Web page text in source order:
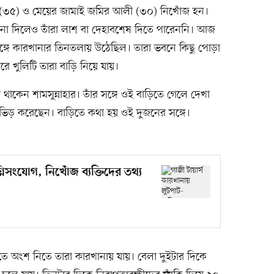
(৩৫) ও মেয়ের জামাই জমির আলী (৩০) নিখোঁজ হন।
দিলেও তাঁরা লাশ বা দেহাবশেষ দিতে পারেননি। আজ
কারখানার তিনতলায় উঠেছিল। তারা ভবনে কিছু পোড়া
তারা বাড়ি নিয়ে যায়।
শামসুন্নাহার। তাঁর সঙ্গে ওই বাড়িতে গেলে দেখা
করেছেন। বাড়িতে কথা হয় ওই দুজনের সঙ্গে।
নিখোঁজ ব্যক্তিদের তথ্য
নিতে তারা কারখানায় যায়। বেলা দুইটার দিকে